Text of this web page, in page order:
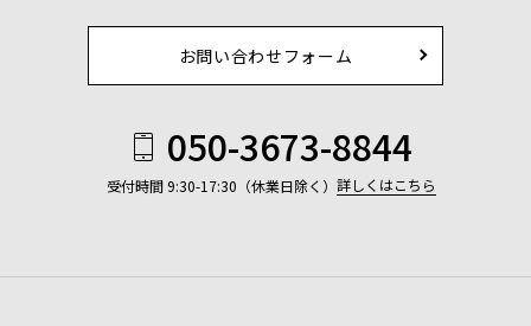
お問い合わせフォーム
050-3673-8844
受付時間 9:30-17:30（休業日除く） 詳しくはこちら